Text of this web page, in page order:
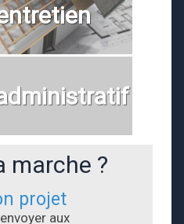
marche ?
projet
aux